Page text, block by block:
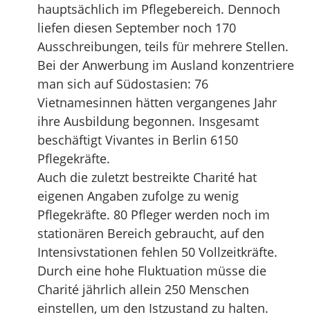
hauptsächlich im Pflegebereich. Dennoch
liefen diesen September noch 170
Ausschreibungen, teils für mehrere Stellen.
Bei der Anwerbung im Ausland konzentriere
man sich auf Südostasien: 76
Vietnamesinnen hätten vergangenes Jahr
ihre Ausbildung begonnen. Insgesamt
beschäftigt Vivantes in Berlin 6150
Pflegekräfte.
Auch die zuletzt bestreikte Charité hat
eigenen Angaben zufolge zu wenig
Pflegekräfte. 80 Pfleger werden noch im
stationären Bereich gebraucht, auf den
Intensivstationen fehlen 50 Vollzeitkräfte.
Durch eine hohe Fluktuation müsse die
Charité jährlich allein 250 Menschen
einstellen, um den Istzustand zu halten.